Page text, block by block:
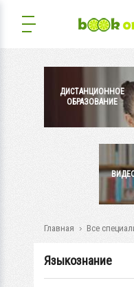
ДИСТАНЦИОННОЕ
ОБРАЗОВАНИЕ
Главная Все
Языкознание